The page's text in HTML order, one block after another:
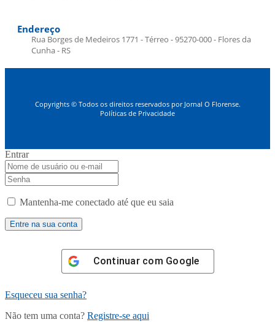
Endereço
Rua Borges de Medeiros 1771 - Térreo - 95270-000 - Flores da
Cunha - RS
Copyrights © Todos os direitos reservados por Jornal O Florense.
Políticas de Privacidade
Entrar
Mantenha-me conectado até que eu saia
Continuar com Google
Esqueceu sua senha?
Não tem uma conta? Registre-se aqui